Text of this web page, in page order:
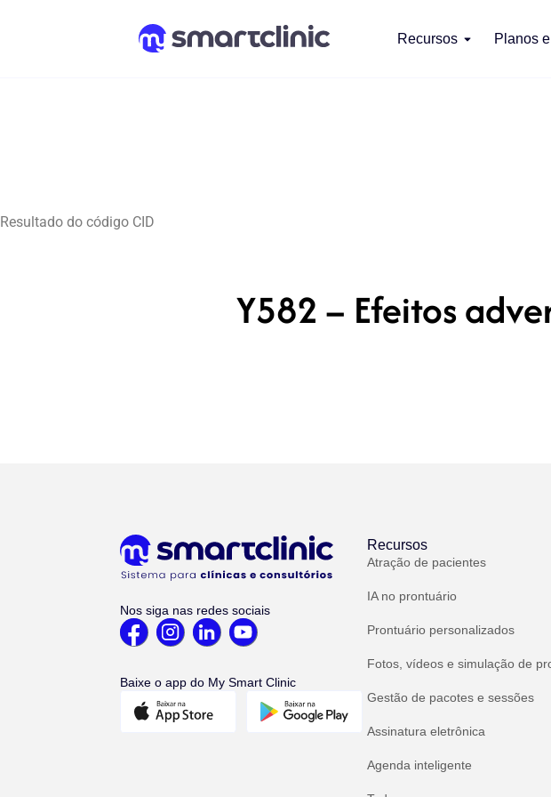
Recursos Planos
Resultado do código CID
Y582 – Efeitos
Nos siga nas redes sociais
Baixe o app do My Smart Clinic
Recursos
Atração de pacientes
IA no prontuário
Prontuário personalizados
Fotos, vídeos e simulação de
Gestão de pacotes e sessões
Assinatura eletrônica
Agenda inteligente